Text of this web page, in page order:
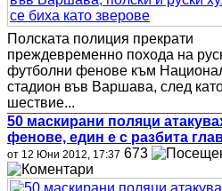
Полската полиция прекрати
преждевременно похода на
футболни фенове към
стадион във Варшава, след
шествие...
50 маскирани поляци
фенове, един е с разбита
от 12 Юни 2012, 17:37 673